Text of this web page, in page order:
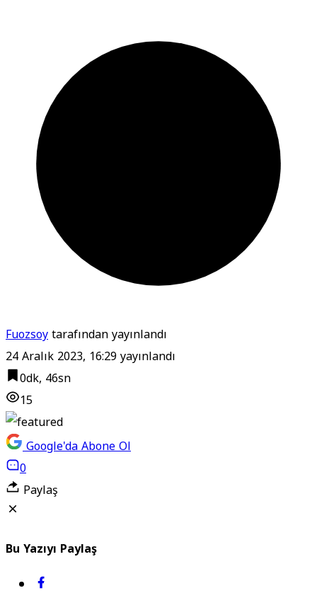
Fuozsoytarafından yayınlandı
24 Aralık 2023, 16:29yayınlandı
0dk, 46sn
15
Google'da Abone Ol
0
Paylaş
Bu Yazıyı Paylaş